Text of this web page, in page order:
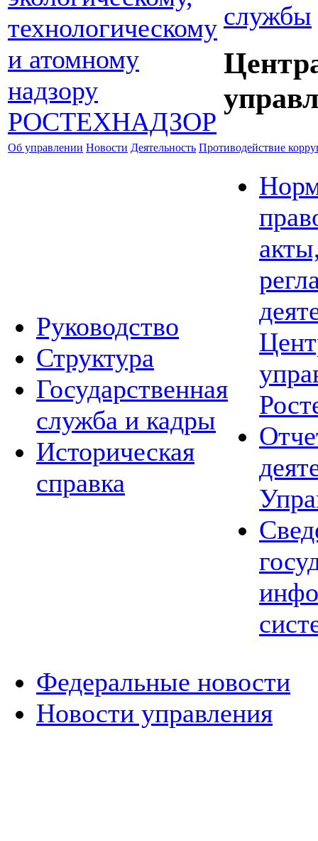
службы
Об управлении Новости Деятельность Противодействие
Руководство
Структура
Государственная
служба и кадры
Историческая
справка
Федеральные новости
Новости управления